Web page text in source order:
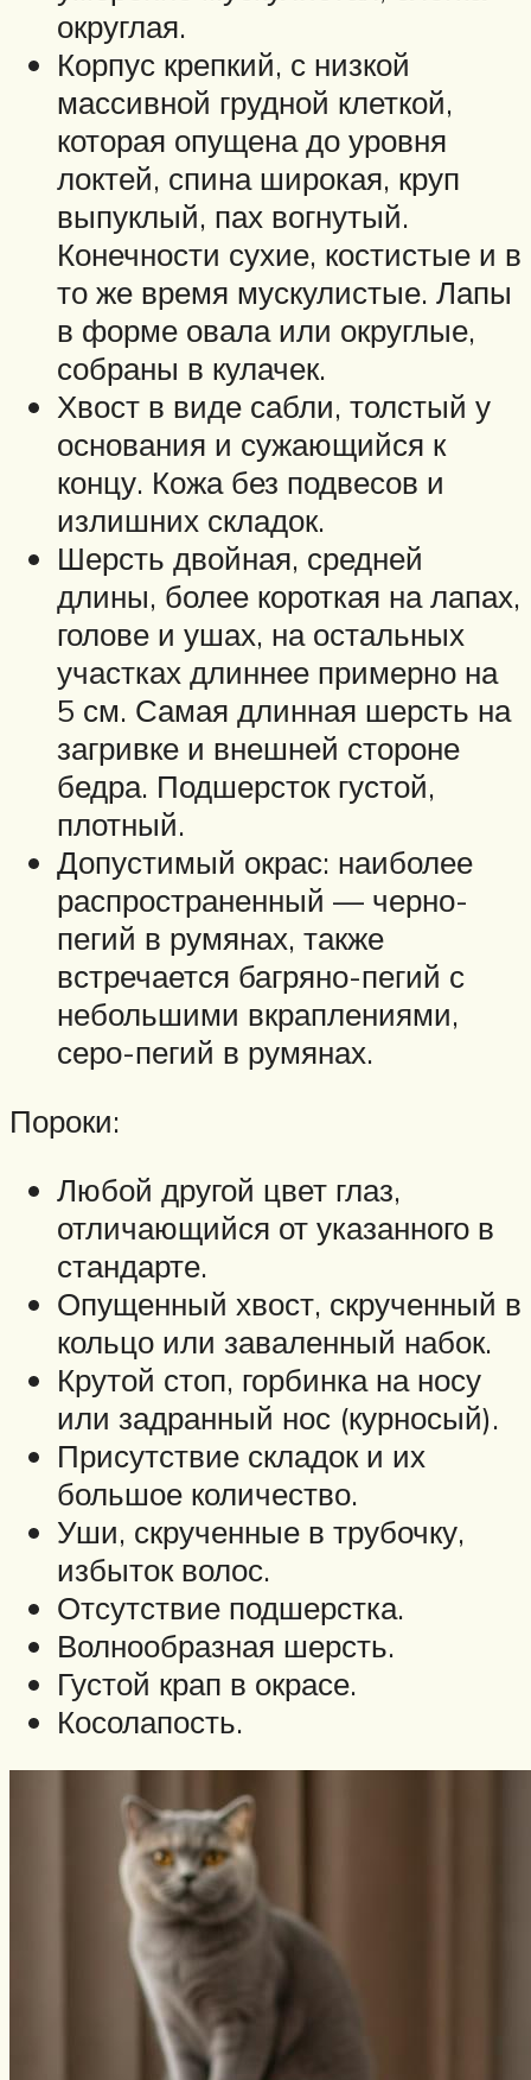
округлая.
Корпус крепкий, с низкой
массивной грудной клеткой,
которая опущена до уровня
локтей, спина широкая, круп
выпуклый, пах вогнутый.
Конечности сухие, костистые и в
то же время мускулистые. Лапы
в форме овала или округлые,
собраны в кулачек.
Хвост в виде сабли, толстый у
основания и сужающийся к
концу. Кожа без подвесов и
излишних складок.
Шерсть двойная, средней
длины, более короткая на лапах,
голове и ушах, на остальных
участках длиннее примерно на
5 см. Самая длинная шерсть на
загривке и внешней стороне
бедра. Подшерсток густой,
плотный.
Допустимый окрас: наиболее
распространенный — черно-
пегий в румянах, также
встречается багряно-пегий с
небольшими вкраплениями,
серо-пегий в румянах.
Пороки:
Любой другой цвет глаз,
отличающийся от указанного в
стандарте.
Опущенный хвост, скрученный в
кольцо или заваленный набок.
Крутой стоп, горбинка на носу
или задранный нос (курносый).
Присутствие складок и их
большое количество.
Уши, скрученные в трубочку,
избыток волос.
Отсутствие подшерстка.
Волнообразная шерсть.
Густой крап в окрасе.
Косолапость.